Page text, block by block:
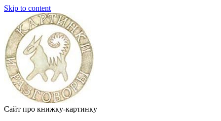
Skip to content
Сайт про книжку-картинку